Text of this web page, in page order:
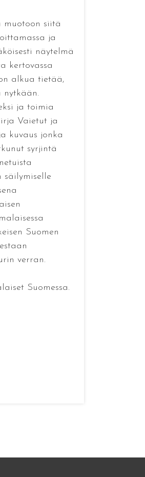
muotoon siitä
ja
näytelmä
kertovassa
alkua tietää,
nytkään.
ja toimia
Vaietut ja
kuvaus jonka
syrjintä
Suomen
verran.
Suomessa.